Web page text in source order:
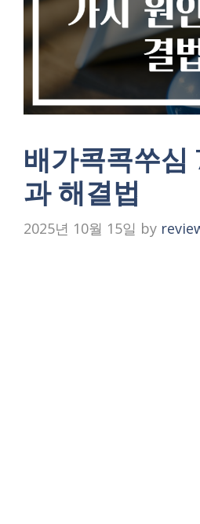
배가콕콕쑤심
과 해결법
2025년 10월 15일 by